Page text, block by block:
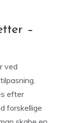
–
ved
efter
forskellige